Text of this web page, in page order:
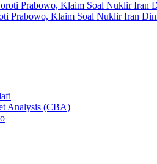
Prabowo, Klaim Soal Nuklir Iran
Analysis (CBA)